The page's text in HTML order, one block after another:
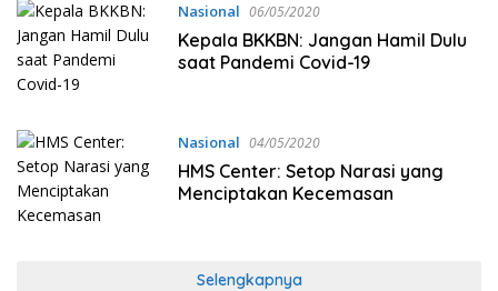
Nasional 06/05/2020
Kepala BKKBN: Jangan Hamil Dulu
saat Pandemi Covid-19
Nasional 04/05/2020
HMS Center: Setop Narasi yang
Menciptakan Kecemasan
Selengkapnya